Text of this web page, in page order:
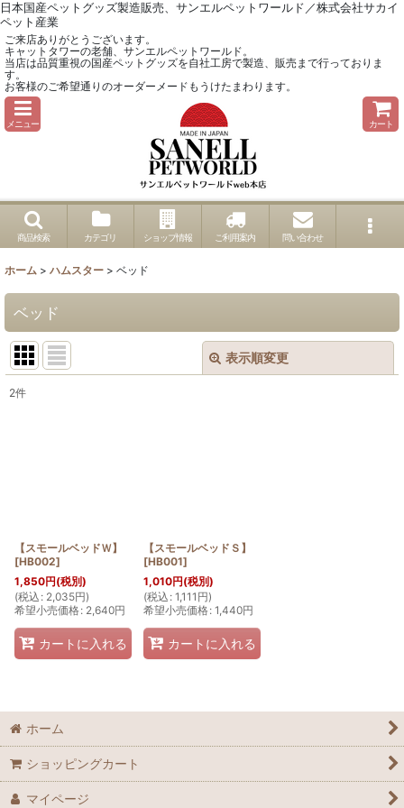
日本国産ペットグッズ製造販売、サンエルペットワールド／株式会社サカイ
ペット産業
ご来店ありがとうございます。
キャットタワーの老舗、サンエルペットワールド。
当店は品質重視の国産ペットグッズを自社工房で製造、販売まで行っておりま
す。
お客様のご希望通りのオーダーメードもうけたまわります。
メニュー カート
商品検索 カテゴリ ショップ情報 ご利用案内 問い合わせ
ホーム > ハムスター > ベッド
ベッド
表示順変更
2件
【スモールベッドＷ】
[HB002]
1,850円(税別)
(税込 : 2,035円)
希望小売価格: 2,640円
カートに入れる
【スモールベッドＳ】
[HB001]
1,010円(税別)
(税込 : 1,111 円)
希望小売価格: 1,440円
カートに入れる
ホーム
ショッピングカート
マイページ